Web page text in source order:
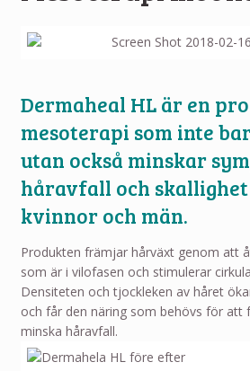
Dermaheal HL är en
mesoterapi som inte
utan också minskar
håravfall och skallighet
kvinnor och män.
Produkten främjar hårväxt genom att
som är i vilofasen och stimulerar
Densiteten och tjockleken av håret
och får den näring som behövs för att
minska håravfall.